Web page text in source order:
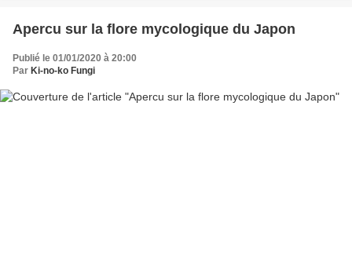
Apercu sur la flore mycologique du Japon
Publié le 01/01/2020 à 20:00
Par Ki-no-ko Fungi